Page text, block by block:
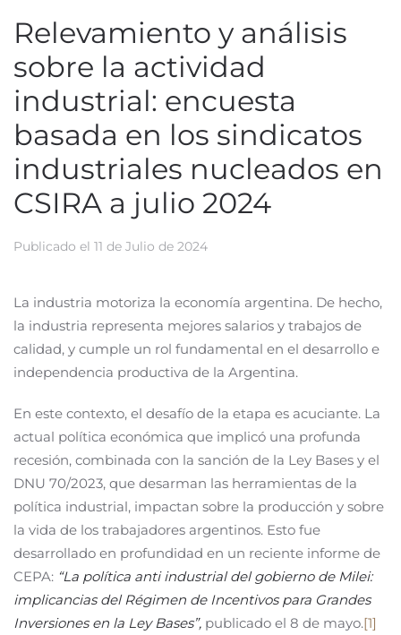
Relevamiento y análisis
sobre la actividad
industrial: encuesta
basada en los sindicatos
industriales nucleados en
CSIRA a julio 2024
Publicado el 11 de Julio de 2024
La industria motoriza la economía argentina. De hecho,
la industria representa mejores salarios y trabajos de
calidad, y cumple un rol fundamental en el desarrollo e
independencia productiva de la Argentina.
En este contexto, el desafío de la etapa es acuciante. La
actual política económica que implicó una profunda
recesión, combinada con la sanción de la Ley Bases y el
DNU 70/2023, que desarman las herramientas de la
política industrial, impactan sobre la producción y sobre
la vida de los trabajadores argentinos. Esto fue
desarrollado en profundidad en un reciente informe de
CEPA: “La política anti industrial del gobierno de Milei:
implicancias del Régimen de Incentivos para Grandes
Inversiones en la Ley Bases”, publicado el 8 de mayo.[1]